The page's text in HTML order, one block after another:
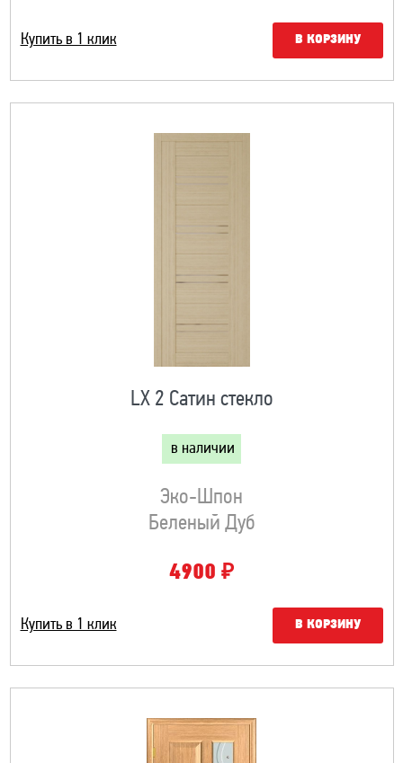
Купить в 1 клик В КОРЗИНУ
LX 2 Сатин стекло
в наличии
Эко-Шпон
Беленый Дуб
4900 ₽
Купить в 1 клик В КОРЗИНУ